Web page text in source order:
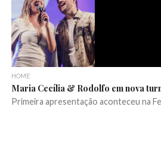
HOME
Maria Cecília & Rodolfo em nova
Primeira apresentação aconteceu na